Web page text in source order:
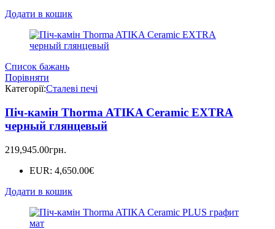
Додати в кошик
Список бажань
Порівняти
Категорії:Сталеві печі
Піч-камін Thorma ATIKA Ceramic EXTRA
черный глянцевый
219,945.00грн.
EUR: 4,650.00€
Додати в кошик